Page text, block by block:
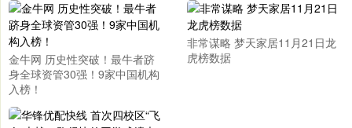
金牛网 历史性突破！最牛者跻
身全球资管30强！9家中国机构
入榜！
非常谋略 梦天家居11月21日龙
虎榜数据